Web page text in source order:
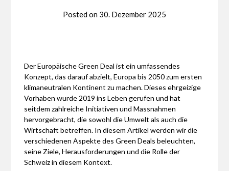
Posted on 30. Dezember 2025
Der Europäische Green Deal ist ein umfassendes
Konzept, das darauf abzielt, Europa bis 2050 zum ersten
klimaneutralen Kontinent zu machen. Dieses ehrgeizige
Vorhaben wurde 2019 ins Leben gerufen und hat
seitdem zahlreiche Initiativen und Massnahmen
hervorgebracht, die sowohl die Umwelt als auch die
Wirtschaft betreffen. In diesem Artikel werden wir die
verschiedenen Aspekte des Green Deals beleuchten,
seine Ziele, Herausforderungen und die Rolle der
Schweiz in diesem Kontext.